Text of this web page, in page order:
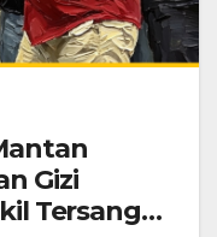
Gizi
Tersangka